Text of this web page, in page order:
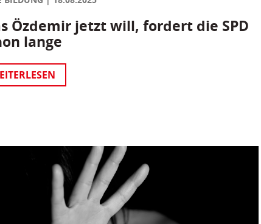
Özdemir jetzt will, fordert die SPD
lange